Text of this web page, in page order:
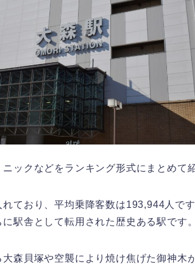
ックなどをランキング形式にまとめて
ており、平均乗降客数は193,944人で
駅舎として転用された歴史ある駅です。
森貝塚や空襲により焼け焦げた御神木